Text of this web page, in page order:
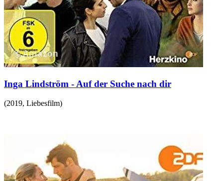
Inga Lindström - Auf der Suche nach dir
(2019, Liebesfilm)